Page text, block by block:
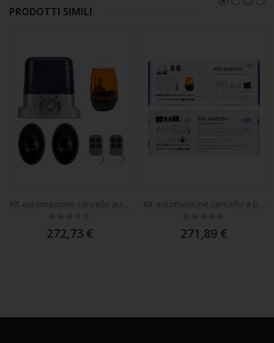
PRODOTTI SIMILI
272,73 € 271,89 €